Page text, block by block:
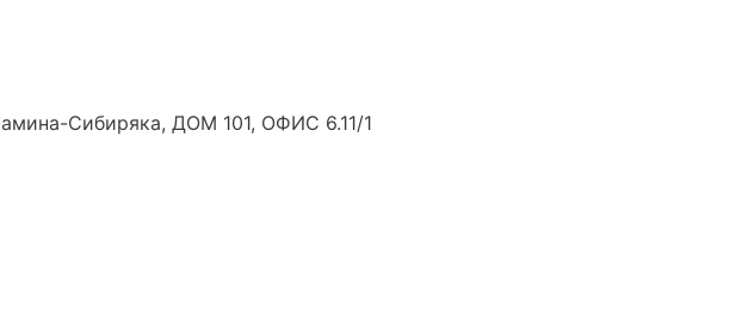
Сибиряка, ДОМ 101, ОФИС 6.11/1